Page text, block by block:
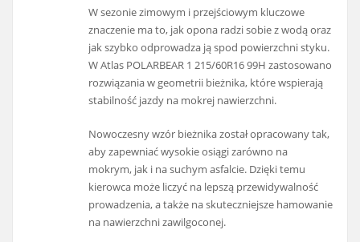
W sezonie zimowym i przejściowym kluczowe
znaczenie ma to, jak opona radzi sobie z wodą oraz
jak szybko odprowadza ją spod powierzchni styku.
W Atlas POLARBEAR 1 215/60R16 99H zastosowano
rozwiązania w geometrii bieżnika, które wspierają
stabilność jazdy na mokrej nawierzchni.
Nowoczesny wzór bieżnika został opracowany tak,
aby zapewniać wysokie osiągi zarówno na
mokrym, jak i na suchym asfalcie. Dzięki temu
kierowca może liczyć na lepszą przewidywalność
prowadzenia, a także na skuteczniejsze hamowanie
na nawierzchni zawilgoconej.